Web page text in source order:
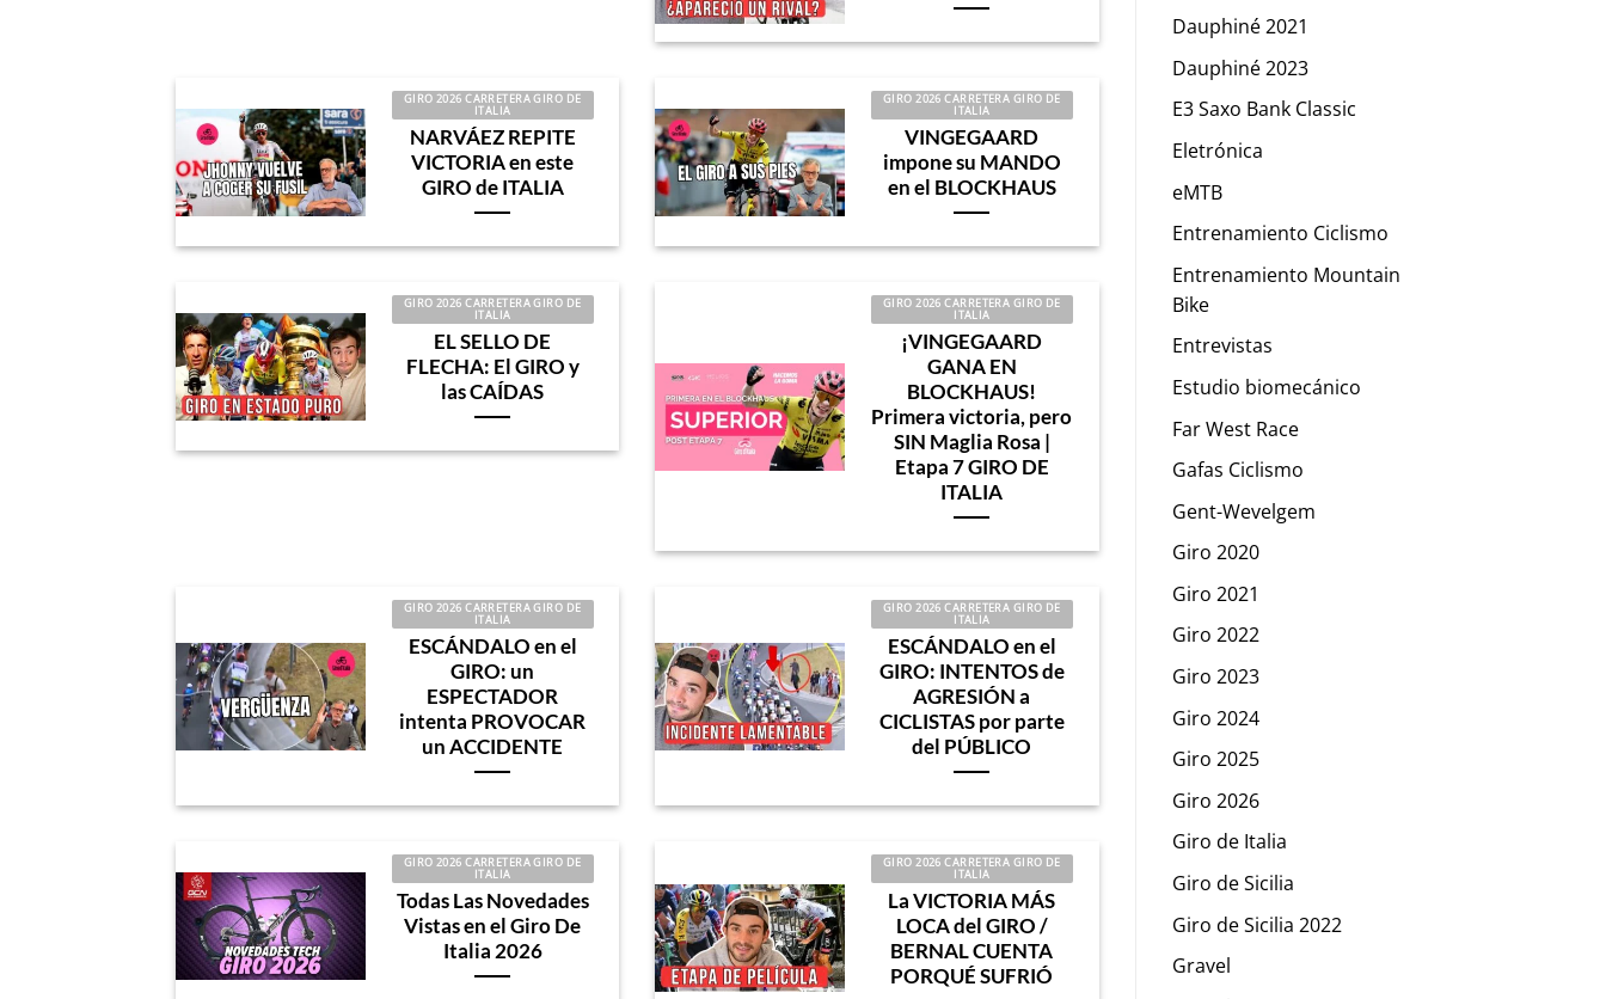
GIRO 2026 CARRETERA GIRO DE
ITALIA
NARVÁEZ REPITE
VICTORIA en este
GIRO de ITALIA
GIRO 2026 CARRETERA GIRO DE
ITALIA
VINGEGAARD
impone su MANDO
en el BLOCKHAUS
GIRO 2026 CARRETERA GIRO DE
ITALIA
EL SELLO DE
FLECHA: El GIRO y
las CAÍDAS
GIRO 2026 CARRETERA GIRO DE
ITALIA
¡VINGEGAARD
GANA EN
BLOCKHAUS!
Primera victoria, pero
SIN Maglia Rosa |
Etapa 7 GIRO DE
ITALIA
GIRO 2026 CARRETERA GIRO DE
ITALIA
ESCÁNDALO en el
GIRO: un
ESPECTADOR
intenta PROVOCAR
un ACCIDENTE
GIRO 2026 CARRETERA GIRO DE
ITALIA
ESCÁNDALO en el
GIRO: INTENTOS de
AGRESIÓN a
CICLISTAS por parte
del PÚBLICO
GIRO 2026 CARRETERA GIRO DE
ITALIA
Todas Las Novedades
Vistas en el Giro De
Italia 2026
GIRO 2026 CARRETERA GIRO DE
ITALIA
La VICTORIA MÁS
LOCA del GIRO /
BERNAL CUENTA
PORQUÉ SUFRIÓ
Dauphiné 2021
Dauphiné 2023
E3 Saxo Bank Classic
Eletrónica
eMTB
Entrenamiento Ciclismo
Entrenamiento Mountain
Bike
Entrevistas
Estudio biomecánico
Far West Race
Gafas Ciclismo
Gent-Wevelgem
Giro 2020
Giro 2021
Giro 2022
Giro 2023
Giro 2024
Giro 2025
Giro 2026
Giro de Italia
Giro de Sicilia
Giro de Sicilia 2022
Gravel